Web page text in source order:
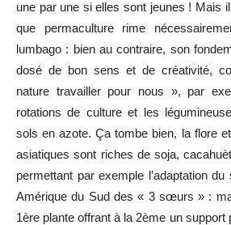
une par une si elles sont jeunes ! Mais
que permaculture rime
lumbago : bien au contraire, son
dosé de bon sens et de créativité,
nature travailler pour nous », par
rotations de culture et les
sols en azote. Ça tombe bien, la flore
asiatiques sont riches de soja,
permettant par exemple l’adaptation
Amérique du Sud des « 3 sœurs » :
1ère plante offrant à la 2ème un support